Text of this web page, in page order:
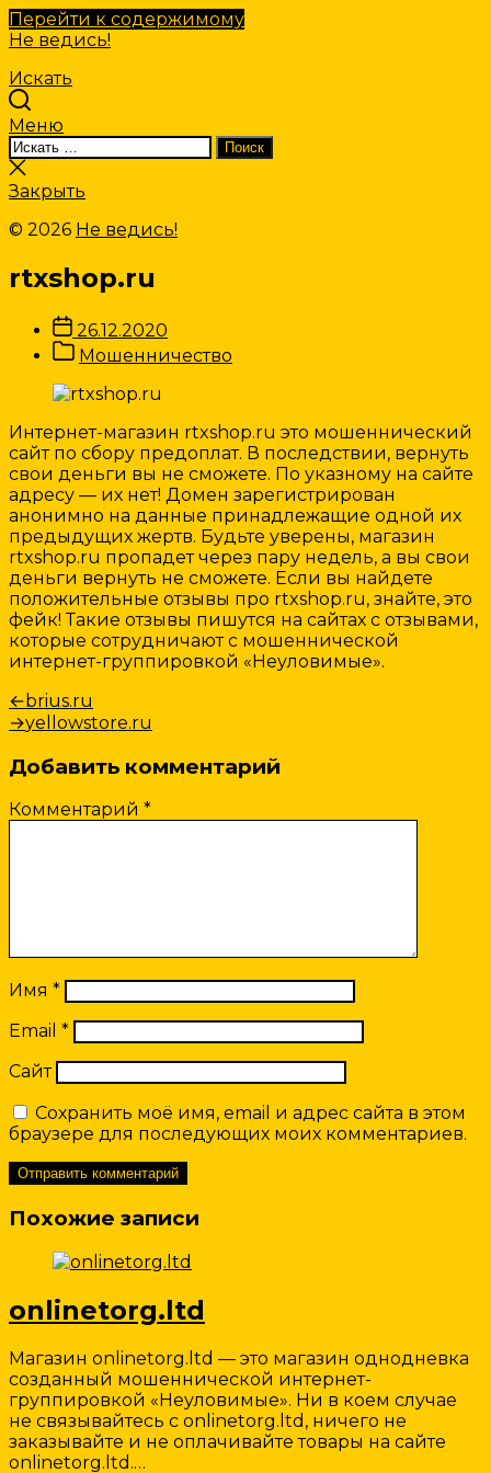
Перейти к содержимому
Не ведись!
Искать
Меню
Искать:
Поиск
Закрыть
поиск
Закрыть
© 2026 Не ведись!
rtxshop.ru
Дата
записи
26.12.2020
Категории
Записи
Мошенничество
Интернет-магазин rtxshop.ru это мошеннический
сайт по сбору предоплат. В последствии, вернуть
свои деньги вы не сможете. По указному на сайте
адресу — их нет! Домен зарегистрирован
анонимно на данные принадлежащие одной их
предыдущих жертв. Будьте уверены, магазин
rtxshop.ru пропадет через пару недель, а вы свои
деньги вернуть не сможете. Если вы найдете
положительные отзывы про rtxshop.ru, знайте, это
фейк! Такие отзывы пишутся на сайтах с отзывами,
которые сотрудничают с мошеннической
интернет-группировкой «Неуловимые».
Навигация
по
записям
←Предыдущая
запись:
brius.ru
→Следующая
yellowstore.ru
Добавить комментарий
Комментарий *
Имя *
Email *
Сайт
Сохранить моё имя, email и адрес сайта в этом
браузере для последующих моих комментариев.
Похожие записи
onlinetorg.ltd
Магазин onlinetorg.ltd — это магазин однодневка
созданный мошеннической интернет-
группировкой «Неуловимые». Ни в коем случае
не связывайтесь с onlinetorg.ltd, ничего не
заказывайте и не оплачивайте товары на сайте
onlinetorg.ltd.…